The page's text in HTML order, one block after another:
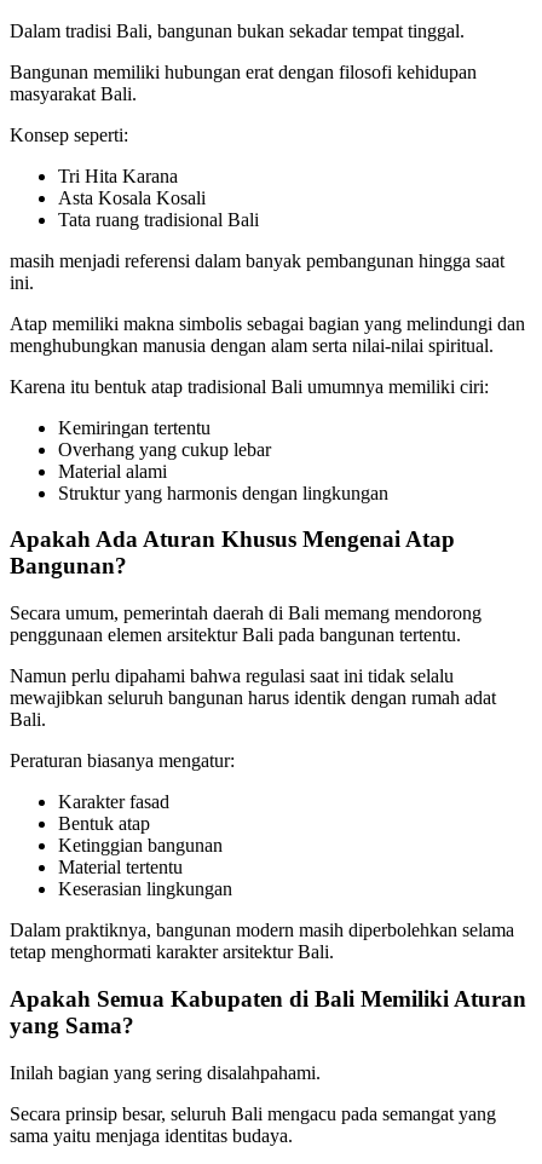
Dalam tradisi Bali, bangunan bukan sekadar tempat tinggal.
Bangunan memiliki hubungan erat dengan filosofi kehidupan
masyarakat Bali.
Konsep seperti:
Tri Hita Karana
Asta Kosala Kosali
Tata ruang tradisional Bali
masih menjadi referensi dalam banyak pembangunan hingga saat
ini.
Atap memiliki makna simbolis sebagai bagian yang melindungi dan
menghubungkan manusia dengan alam serta nilai-nilai spiritual.
Karena itu bentuk atap tradisional Bali umumnya memiliki ciri:
Kemiringan tertentu
Overhang yang cukup lebar
Material alami
Struktur yang harmonis dengan lingkungan
Apakah Ada Aturan Khusus Mengenai Atap
Bangunan?
Secara umum, pemerintah daerah di Bali memang mendorong
penggunaan elemen arsitektur Bali pada bangunan tertentu.
Namun perlu dipahami bahwa regulasi saat ini tidak selalu
mewajibkan seluruh bangunan harus identik dengan rumah adat
Bali.
Peraturan biasanya mengatur:
Karakter fasad
Bentuk atap
Ketinggian bangunan
Material tertentu
Keserasian lingkungan
Dalam praktiknya, bangunan modern masih diperbolehkan selama
tetap menghormati karakter arsitektur Bali.
Apakah Semua Kabupaten di Bali Memiliki Aturan
yang Sama?
Inilah bagian yang sering disalahpahami.
Secara prinsip besar, seluruh Bali mengacu pada semangat yang
sama yaitu menjaga identitas budaya.